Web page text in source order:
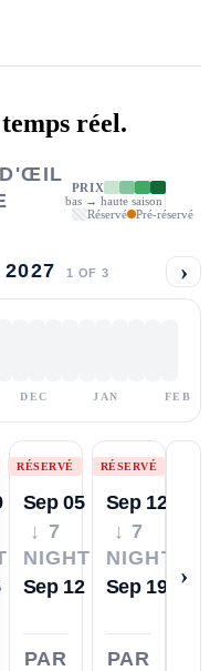
réel.
D'ŒIL
PRIX
bas → haute saison
Réservé
Pré-réservé
1 OF 3 ›
DEC JAN FEB
RÉSERVÉ
Sep 05
↓ 7
NIGHTS
Sep 12
PAR
RÉSERVÉ
Sep 12
↓ 7
NIGHTS
Sep 19
PAR
›